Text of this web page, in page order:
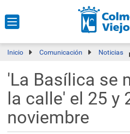
Inicio Comunicación Noticias
'La Basílica se
la calle' el 25 y
noviembre